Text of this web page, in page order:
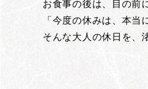
お食事の後は、目の前
「今度の休みは、本当
そんな大人の休日を、